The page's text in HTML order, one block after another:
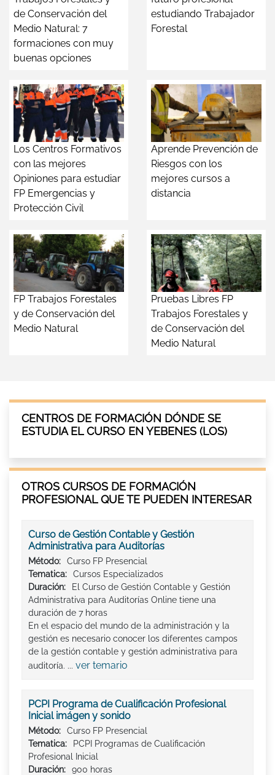
de Conservación del
Medio Natural: 7
formaciones con muy
buenas opciones
estudiando Trabajador
Forestal
Los Centros Formativos
con las mejores
Opiniones para estudiar
FP Emergencias y
Protección Civil
Aprende Prevención de
Riesgos con los
mejores cursos a
distancia
FP Trabajos Forestales
y de Conservación del
Medio Natural
Pruebas Libres FP
Trabajos Forestales y
de Conservación del
Medio Natural
CENTROS DE FORMACIÓN DÓNDE SE
ESTUDIA EL CURSO EN YEBENES (LOS)
OTROS CURSOS DE FORMACIÓN
PROFESIONAL QUE TE PUEDEN INTERESAR
Curso de Gestión Contable y Gestión
Administrativa para Auditorías
Método:
Curso FP Presencial
Tematica:
Cursos Especializados
Duración:
El Curso de Gestión Contable y Gestión
Administrativa para Auditorías Online tiene una
duración de 7 horas
En el espacio del mundo de la administración y la
gestión es necesario conocer los diferentes campos
de la gestión contable y gestión administrativa para
auditoría. ... ver temario
PCPI Programa de Cualificación Profesional
Inicial imágen y sonido
Método:
Curso FP Presencial
Tematica:
PCPI Programas de Cualificación
Profesional Inicial
Duración:
900 horas